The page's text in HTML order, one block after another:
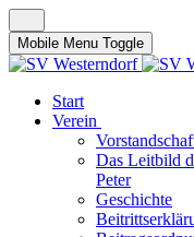
Mobile Menu Toggle
Start
Verein
Das Leitbild
Peter
Geschichte